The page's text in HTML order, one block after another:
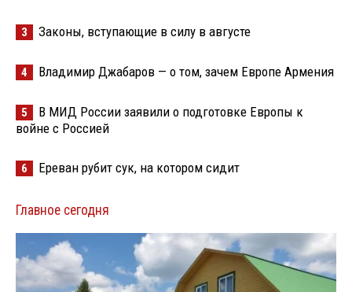
3 Законы, вступающие в силу в августе
4 Владимир Джабаров — о том, зачем Европе Армения
5
В МИД России заявили о подготовке Европы к
войне с Россией
6 Ереван рубит сук, на котором сидит
Главное сегодня